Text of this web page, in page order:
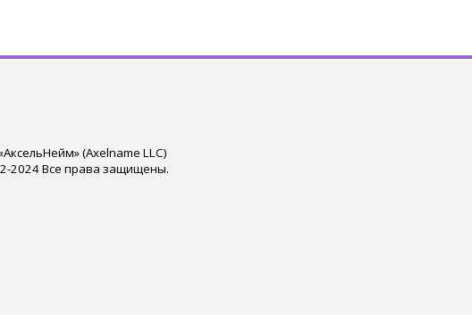
(Axelname LLC)
2024 Все права защищены.